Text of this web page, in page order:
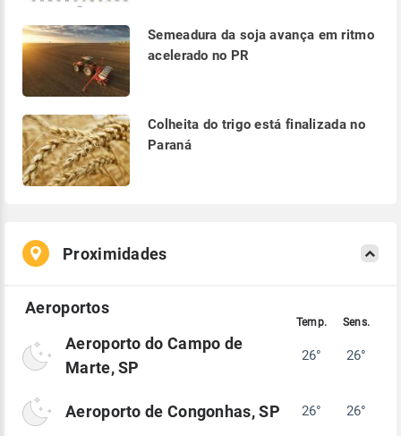
Semeadura da soja avança em ritmo
acelerado no PR
Colheita do trigo está finalizada no
Paraná
Proximidades
Aeroporto do Campo de
Marte, SP
26° 26°
Aeroporto de Congonhas, SP 26° 26°